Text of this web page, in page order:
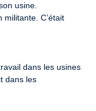
usine.
militante. C’était
dans les usines
dans les